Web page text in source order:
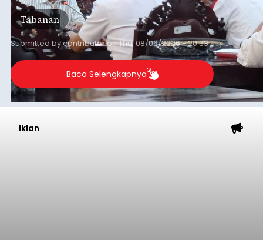
Tabanan
Submitted bycontributoronThu, 08/06/2026 - 20:33
Baca Selengkapnya
Iklan